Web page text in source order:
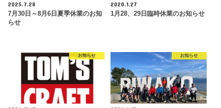
2025.7.28
7月30日～8月6日夏季休業のお知
らせ
2020.1.27
1月28、29日臨時休業のお知らせ
お知らせ お知らせ